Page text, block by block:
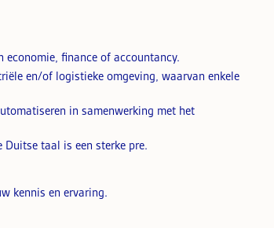
economie, finance of accountancy.
en/of logistieke omgeving, waarvan enkele
in samenwerking met het
Duitse taal is een sterke pre.
kennis en ervaring.